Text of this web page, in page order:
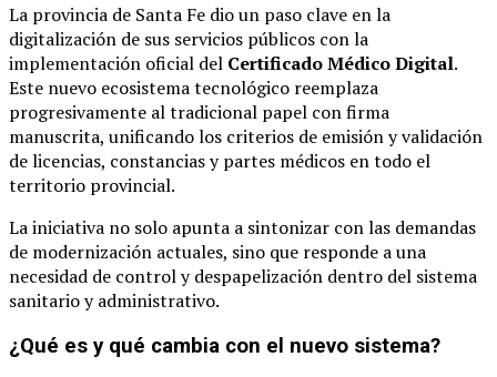
La provincia de Santa Fe dio un paso clave en la
digitalización de sus servicios públicos con la
implementación oficial del Certificado Médico Digital.
Este nuevo ecosistema tecnológico reemplaza
progresivamente al tradicional papel con firma
manuscrita, unificando los criterios de emisión y validación
de licencias, constancias y partes médicos en todo el
territorio provincial.
La iniciativa no solo apunta a sintonizar con las demandas
de modernización actuales, sino que responde a una
necesidad de control y despapelización dentro del sistema
sanitario y administrativo.
¿Qué es y qué cambia con el nuevo sistema?